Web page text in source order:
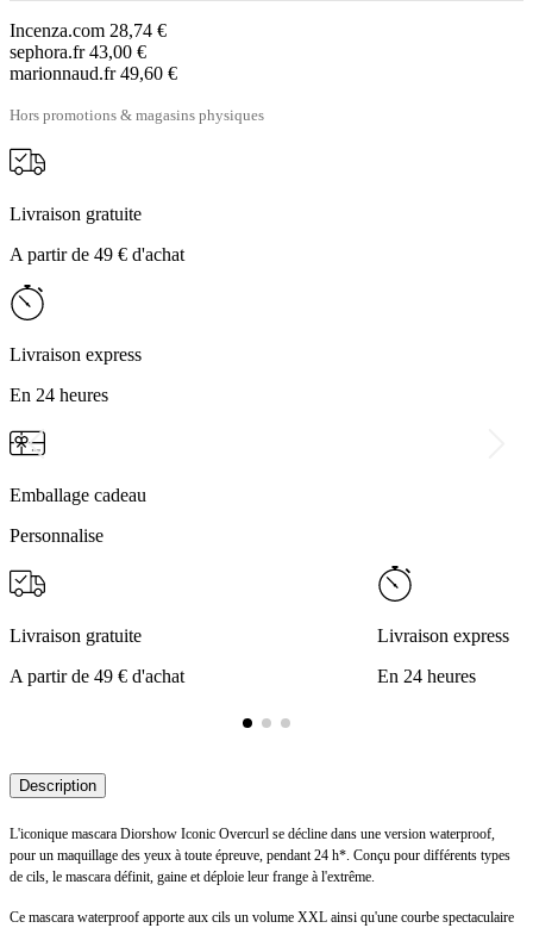
Incenza.com 28,74 €
sephora.fr 43,00 €
marionnaud.fr 49,60 €
Hors promotions & magasins physiques
Livraison gratuite
A partir de 49 € d'achat
Livraison express
En 24 heures
Emballage cadeau
Personnalise
Livraison gratuite
A partir de 49 € d'achat
Livraison express
En 24 heures
Description
L'iconique mascara Diorshow Iconic Overcurl se décline dans une version waterproof,
pour un maquillage des yeux à toute épreuve, pendant 24 h*. Conçu pour différents types
de cils, le mascara définit, gaine et déploie leur frange à l'extrême.
Ce mascara waterproof apporte aux cils un volume XXL ainsi qu'une courbe spectaculaire